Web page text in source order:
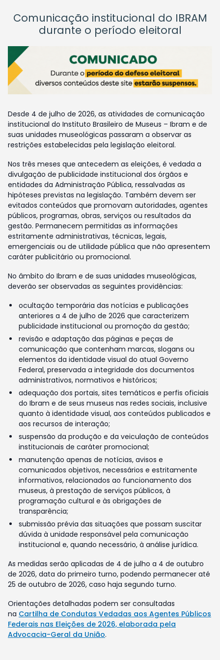
Comunicação institucional do IBRAM
durante o período eleitoral
Desde 4 de julho de 2026, as atividades de comunicação
institucional do Instituto Brasileiro de Museus – Ibram e de
suas unidades museológicas passaram a observar as
restrições estabelecidas pela legislação eleitoral.
Nos três meses que antecedem as eleições, é vedada a
divulgação de publicidade institucional dos órgãos e
entidades da Administração Pública, ressalvadas as
hipóteses previstas na legislação. Também devem ser
evitados conteúdos que promovam autoridades, agentes
públicos, programas, obras, serviços ou resultados da
gestão. Permanecem permitidas as informações
estritamente administrativas, técnicas, legais,
emergenciais ou de utilidade pública que não apresentem
caráter publicitário ou promocional.
No âmbito do Ibram e de suas unidades museológicas,
deverão ser observadas as seguintes providências:
ocultação temporária das notícias e publicações
anteriores a 4 de julho de 2026 que caracterizem
publicidade institucional ou promoção da gestão;
revisão e adaptação das páginas e peças de
comunicação que contenham marcas, slogans ou
elementos da identidade visual do atual Governo
Federal, preservada a integridade dos documentos
administrativos, normativos e históricos;
adequação dos portais, sites temáticos e perfis oficiais
do Ibram e de seus museus nas redes sociais, inclusive
quanto à identidade visual, aos conteúdos publicados e
aos recursos de interação;
suspensão da produção e da veiculação de conteúdos
institucionais de caráter promocional;
manutenção apenas de notícias, avisos e
comunicados objetivos, necessários e estritamente
informativos, relacionados ao funcionamento dos
museus, à prestação de serviços públicos, à
programação cultural e às obrigações de
transparência;
submissão prévia das situações que possam suscitar
dúvida à unidade responsável pela comunicação
institucional e, quando necessário, à análise jurídica.
As medidas serão aplicadas de 4 de julho a 4 de outubro
de 2026, data do primeiro turno, podendo permanecer até
25 de outubro de 2026, caso haja segundo turno.
Orientações detalhadas podem ser consultadas
na Cartilha de Condutas Vedadas aos Agentes Públicos
Federais nas Eleições de 2026, elaborada pela
Advocacia-Geral da União.